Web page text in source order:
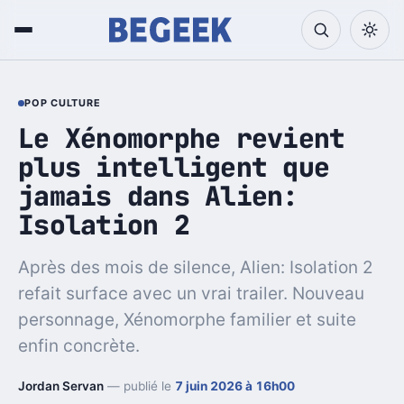
POP CULTURE
Le Xénomorphe revient
plus intelligent que
jamais dans Alien:
Isolation 2
Après des mois de silence, Alien: Isolation 2
refait surface avec un vrai trailer. Nouveau
personnage, Xénomorphe familier et suite
enfin concrète.
Jordan Servan — publié le 7 juin 2026 à 16h00